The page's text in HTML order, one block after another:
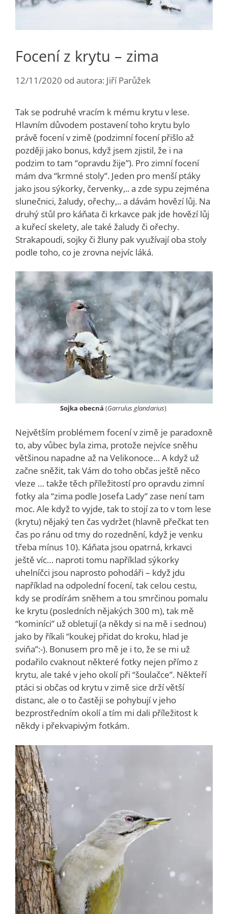
Focení z krytu – zima
12/11/2020 od autora: Jiří Parůžek
Tak se podruhé vracím k mému krytu v lese.
Hlavním důvodem postavení toho krytu bylo
právě focení v zimě (podzimní focení přišlo až
později jako bonus, když jsem zjistil, že i na
podzim to tam “opravdu žije”). Pro zimní focení
mám dva “krmné stoly”. Jeden pro menší ptáky
jako jsou sýkorky, červenky,.. a zde sypu zejména
slunečnici, žaludy, ořechy,.. a dávám hovězí lůj. Na
druhý stůl pro káňata či krkavce pak jde hovězí lůj
a kuřecí skelety, ale také žaludy či ořechy.
Strakapoudi, sojky či žluny pak využívají oba stoly
podle toho, co je zrovna nejvíc láká.
Sojka obecná (Garrulus glandarius)
Největším problémem focení v zimě je paradoxně
to, aby vůbec byla zima, protože nejvíce sněhu
většinou napadne až na Velikonoce… A když už
začne sněžit, tak Vám do toho občas ještě něco
vleze … takže těch příležitostí pro opravdu zimní
fotky ala “zima podle Josefa Lady” zase není tam
moc. Ale když to vyjde, tak to stojí za to v tom lese
(krytu) nějaký ten čas vydržet (hlavně přečkat ten
čas po ránu od tmy do rozednění, když je venku
třeba mínus 10). Káňata jsou opatrná, krkavci
ještě víc… naproti tomu například sýkorky
uhelníčci jsou naprosto pohodáři – když jdu
například na odpolední focení, tak celou cestu,
kdy se prodírám sněhem a tou smrčinou pomalu
ke krytu (posledních nějakých 300 m), tak mě
“kominíci” už obletují (a někdy si na mě i sednou)
jako by říkali “koukej přidat do kroku, hlad je
sviňa”:-). Bonusem pro mě je i to, že se mi už
podařilo cvaknout některé fotky nejen přímo z
krytu, ale také v jeho okolí při “šoulačce”. Někteří
ptáci si občas od krytu v zimě sice drží větší
distanc, ale o to častěji se pohybují v jeho
bezprostředním okolí a tím mi dali příležitost k
někdy i překvapivým fotkám.